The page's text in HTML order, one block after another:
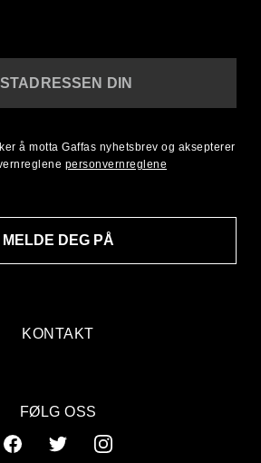
KONTAKT
DIN
MELDE DEG PÅ
å motta Gaffas nyhetsbrev og aksepterer
personvernreglene
FØLG OSS